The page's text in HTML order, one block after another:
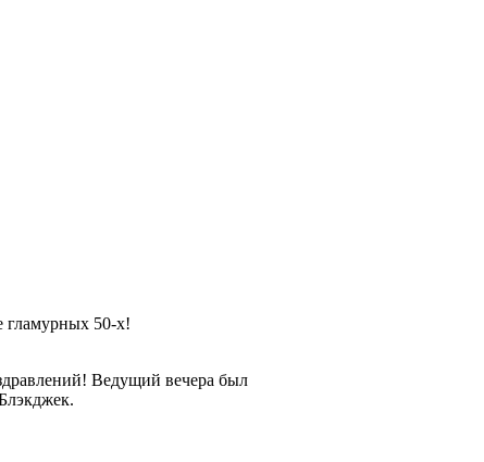
гламурных 50-х!
Ведущий вечера был